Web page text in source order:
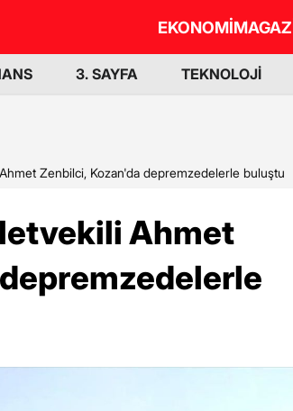
EKONOMİ
3. SAYFA TEKNOLOJİ
Zenbilci, Kozan'da depremzedelerle buluştu
Ahmet